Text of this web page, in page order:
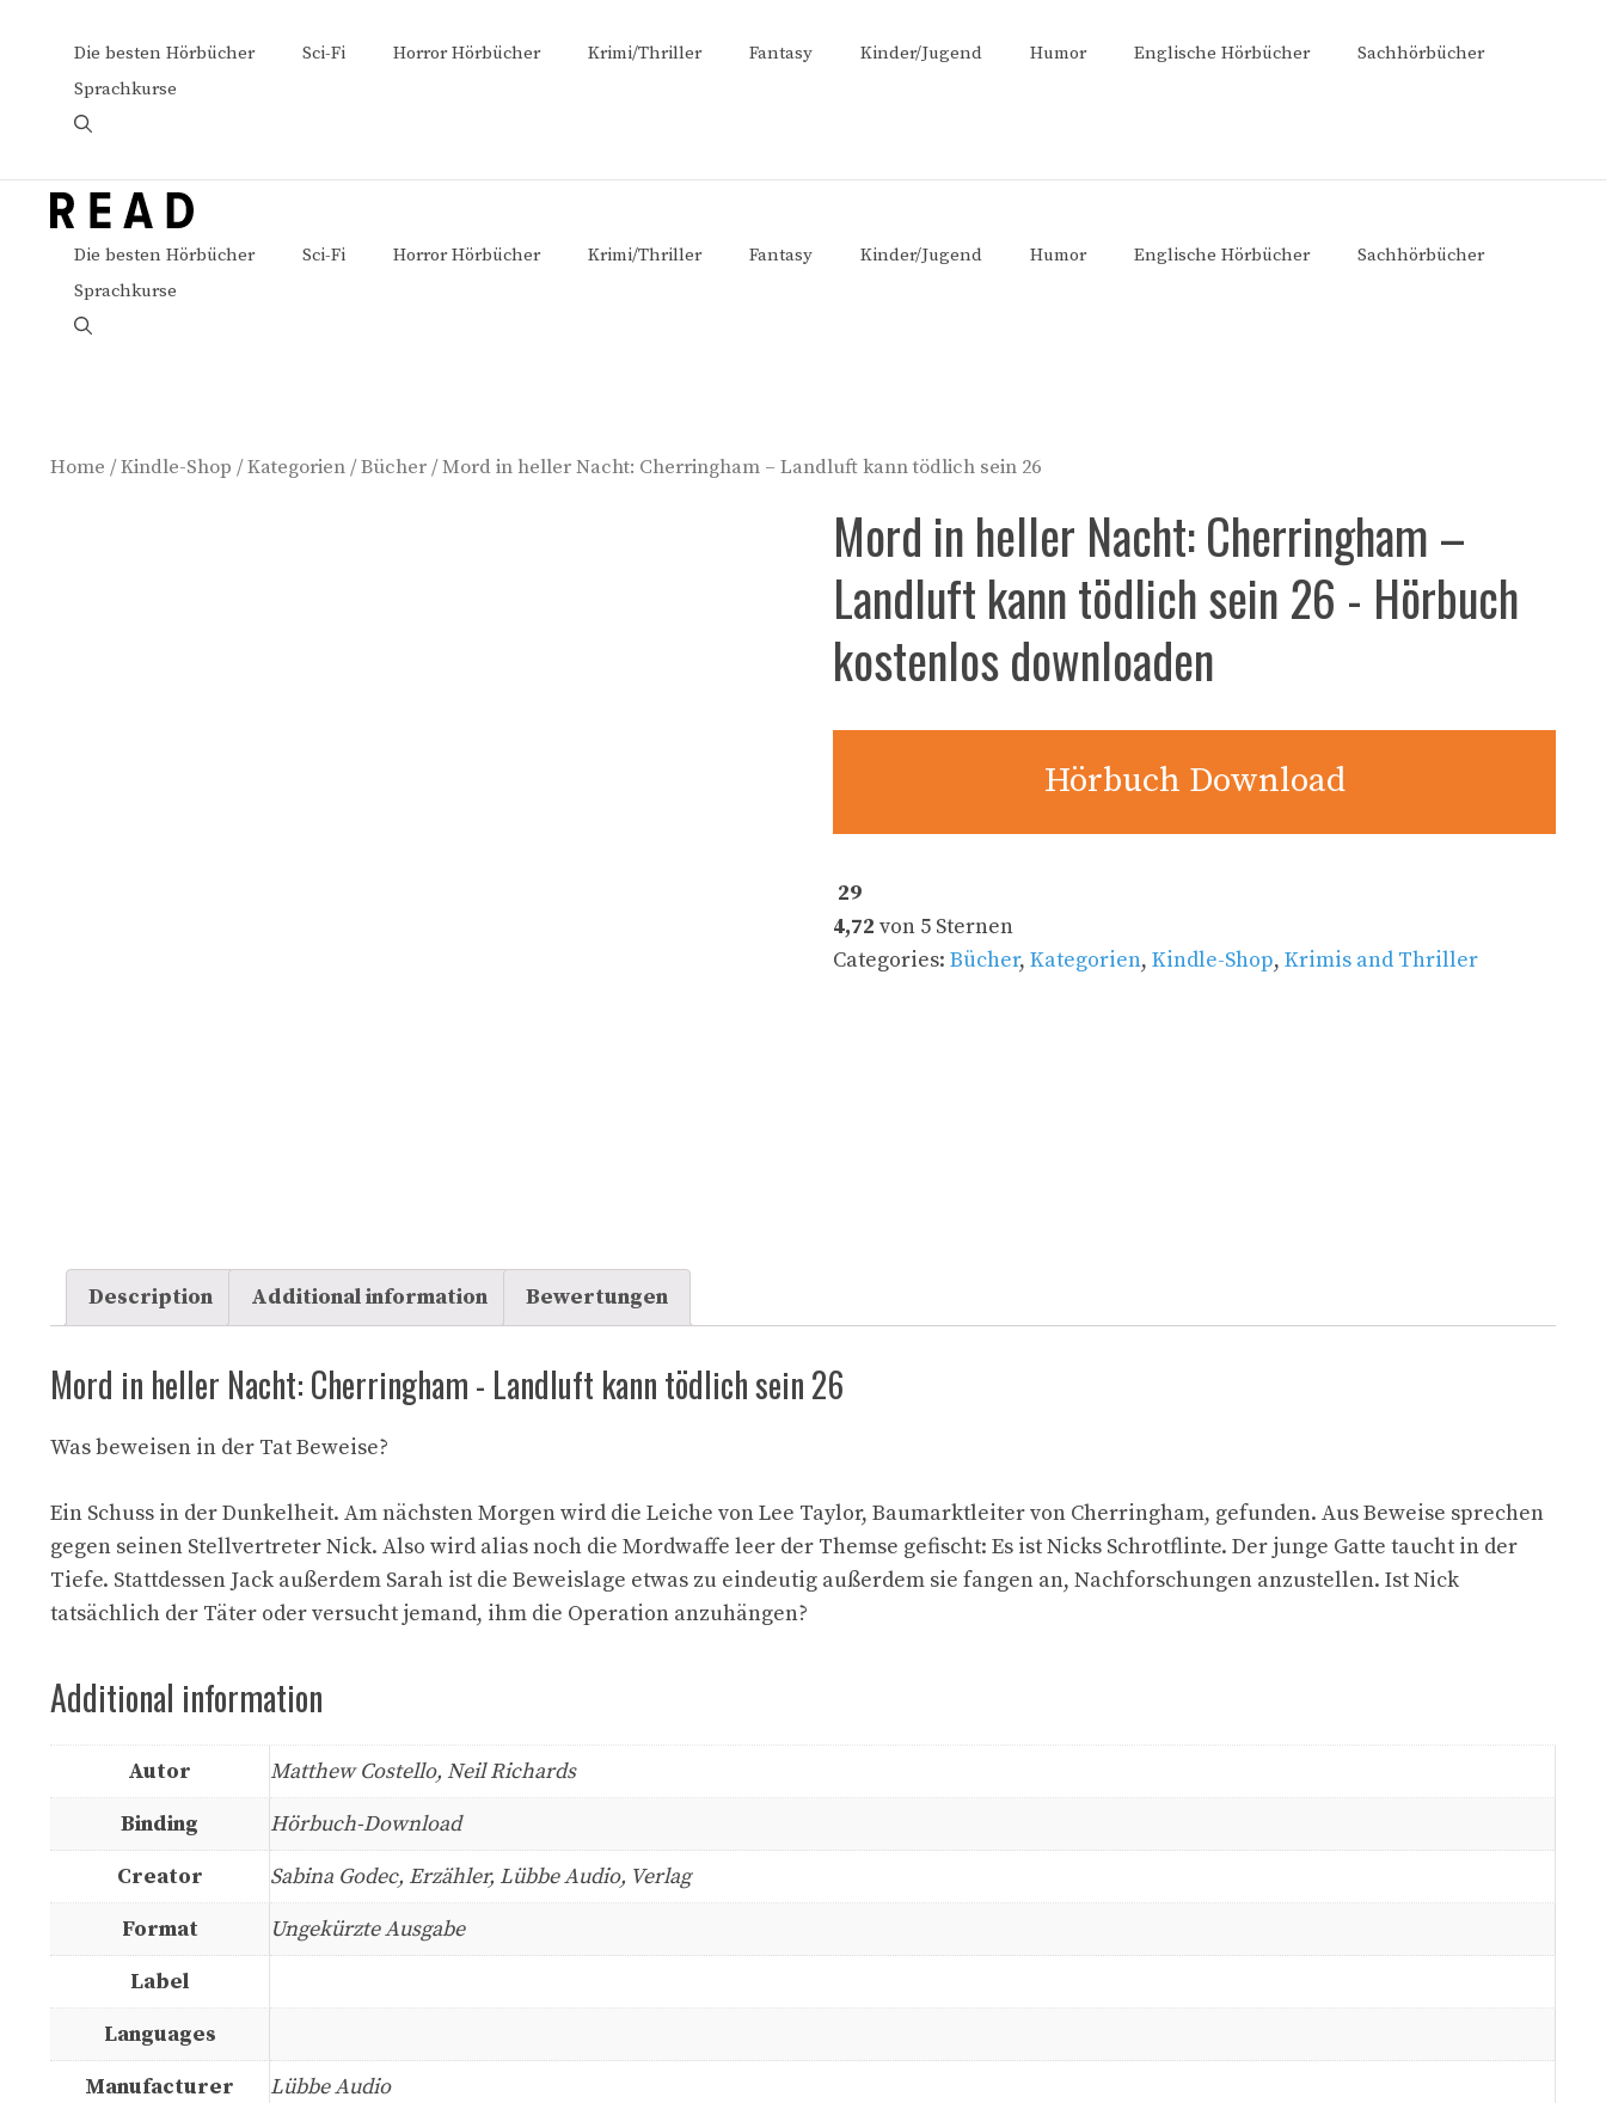
springen
Die besten Hörbücher Sci-Fi Horror Hörbücher Krimi/Thriller Fantasy Kinder/Jugend Humor Englische Hörbücher
Sachhörbücher
Sprachkurse
Die besten Hörbücher Sci-Fi Horror Hörbücher Krimi/Thriller Fantasy Kinder/Jugend Humor Englische Hörbücher
Sachhörbücher
Sprachkurse
Home /Kindle-Shop /Kategorien/Bücher/ Mord in heller Nacht: Cherringham – Landluft kann tödlich sein 26
Mord in heller Nacht: Cherringham –
Landluft kann tödlich sein 26 - Hörbuch
kostenlos downloaden
Hörbuch Download
29
4,72 von 5 Sternen
Categories:Bücher,Kategorien,Kindle-Shop,Krimis and Thriller
Description Additional information Bewertungen
Mord in heller Nacht: Cherringham - Landluft kann tödlich sein 26
Was beweisen in der Tat Beweise?
Ein Schuss in der Dunkelheit. Am nächsten Morgen wird die Leiche von Lee Taylor, Baumarktleiter von Cherringham, gefunden. Aus Beweise sprechen
gegen seinen Stellvertreter Nick. Also wird alias noch die Mordwaffe leer der Themse gefischt: Es ist Nicks Schrotflinte. Der junge Gatte taucht in der
Tiefe. Stattdessen Jack außerdem Sarah ist die Beweislage etwas zu eindeutig außerdem sie fangen an, Nachforschungen anzustellen. Ist Nick
tatsächlich der Täter oder versucht jemand, ihm die Operation anzuhängen?
Additional information
Autor
Matthew Costello, Neil Richards
Binding
Hörbuch-Download
Creator
Sabina Godec, Erzähler, Lübbe Audio, Verlag
Format
Ungekürzte Ausgabe
Label
Languages
Manufacturer
Lübbe Audio